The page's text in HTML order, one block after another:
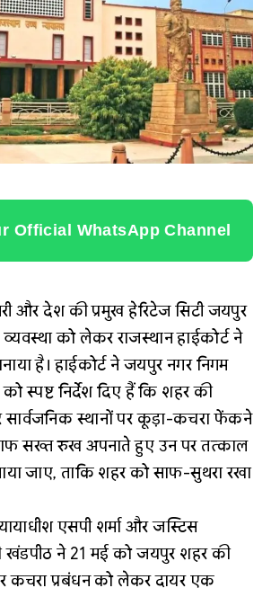
Official WhatsApp Channel
और देश की प्रमुख हेरिटेज सिटी जयपुर
को लेकर राजस्थान हाईकोर्ट ने
है। हाईकोर्ट ने जयपुर नगर निगम
स्पष्ट निर्देश दिए हैं कि शहर की
स्थानों पर कूड़ा-कचरा फेंकने
सख्त रुख अपनाते हुए उन पर तत्काल
जाए, ताकि शहर को साफ-सुथरा रखा
एसपी शर्मा और जस्टिस
ने 21 मई को जयपुर शहर की
कचरा प्रबंधन को लेकर दायर एक